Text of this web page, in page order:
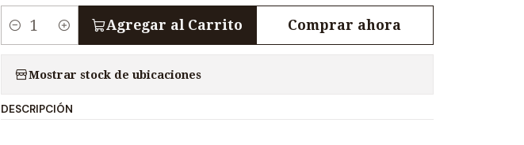
i
Agregar al Carrito Comprar ahora
Mostrar stock de ubicaciones
DESCRIPCIÓN